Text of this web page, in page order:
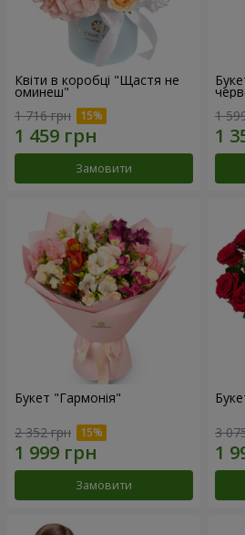
Квіти в коробці "Щастя не
оминеш"
1 716 грн
Замовити
1
Букет "Гармонія"
2 352 грн
Замовити
3